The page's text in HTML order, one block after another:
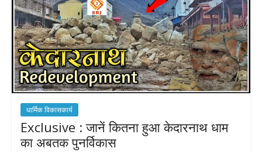
धार्मिक विकासकार्य
Exclusive : जानें कितना हुआ केदारनाथ धाम
का अबतक पुनर्विकास